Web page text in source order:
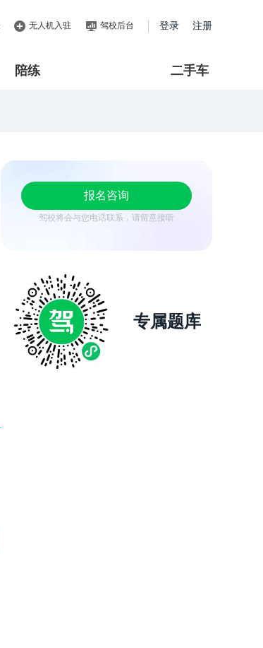
无人机入驻 驾校后台 登录 注册
陪练 二手车
报名咨询
驾校将会与您电话联系，请留意接听
专属题库